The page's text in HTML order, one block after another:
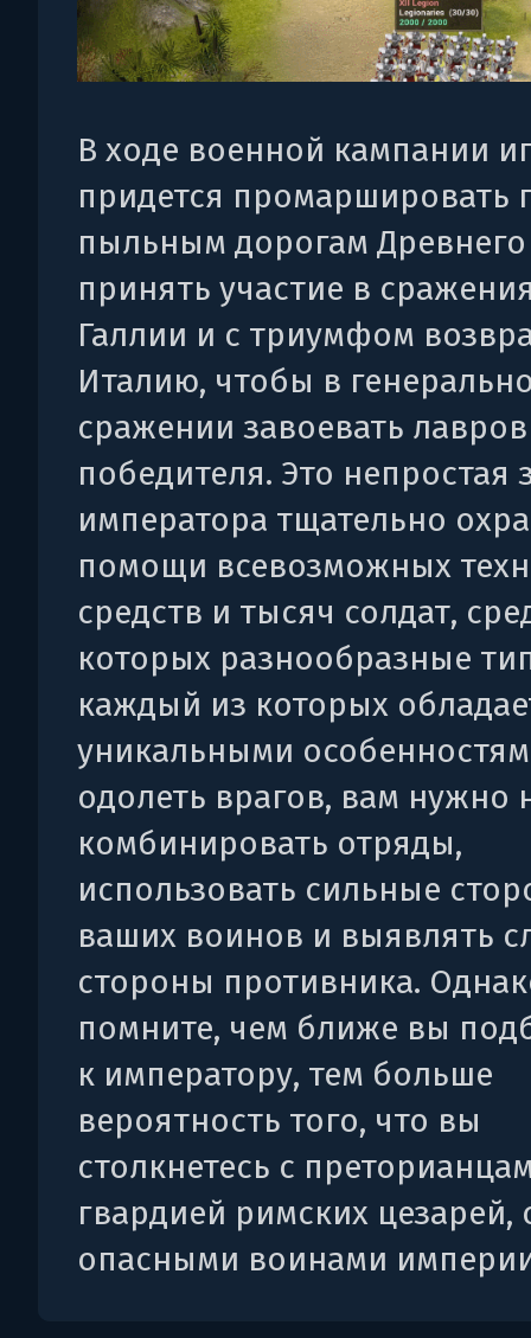
В ходе военной кампании
придется промаршировать
пыльным дорогам Древнего
принять участие в
Галлии и с триумфом
Италию, чтобы в
сражении завоевать
победителя. Это непростая
императора тщательно
помощи всевозможных
средств и тысяч солдат,
которых разнообразные
каждый из которых
уникальными
одолеть врагов, вам нужно
комбинировать отряды,
использовать сильные
ваших воинов и выявлять
стороны противника.
помните, чем ближе вы
к императору, тем больше
вероятность того, что вы
столкнетесь с
гвардией римских
опасными воинами